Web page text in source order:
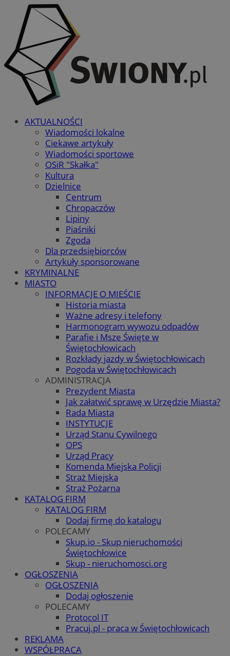
AKTUALNOŚCI
Wiadomości lokalne
Ciekawe artykuły
Wiadomości sportowe
OSiR "Skałka"
Kultura
Dzielnice
Centrum
Chropaczów
Lipiny
Piaśniki
Zgoda
Dla przedsiębiorców
Artykuły sponsorowane
KRYMINALNE
MIASTO
INFORMACJE O MIEŚCIE
Historia miasta
Ważne adresy i telefony
Harmonogram wywozu odpadów
Parafie i Msze Święte w
Świętochłowicach
Rozkłady jazdy w Świętochłowicach
Pogoda w Świętochłowicach
ADMINISTRACJA
Prezydent Miasta
Jak załatwić sprawę w Urzędzie Miasta?
Rada Miasta
INSTYTUCJE
Urząd Stanu Cywilnego
OPS
Urząd Pracy
Komenda Miejska Policji
Straż Miejska
Straż Pożarna
KATALOG FIRM
KATALOG FIRM
Dodaj firmę do katalogu
POLECAMY
Skup.io - Skup nieruchomości
Świętochłowice
Skup - nieruchomosci.org
OGŁOSZENIA
OGŁOSZENIA
Dodaj ogłoszenie
POLECAMY
Protocol IT
Pracuj.pl - praca w Świętochłowicach
REKLAMA
WSPÓŁPRACA